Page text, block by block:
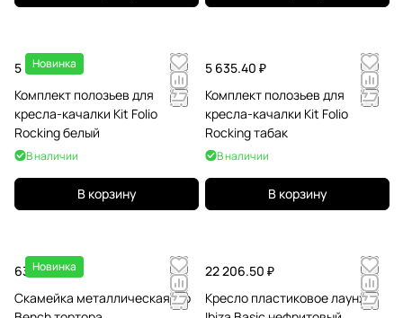
Новинка
5 635.40 ₽
Комплект полозьев для
кресла-качалки Kit Folio
Rocking белый
В наличии
В корзину
5 635.40 ₽
Комплект полозьев для
кресла-качалки Kit Folio
Rocking табак
В наличии
В корзину
Новинка
63 887.30 ₽
Скамейка металлическая Rio
22 206.50 ₽
Кресло пластиковое лаунж